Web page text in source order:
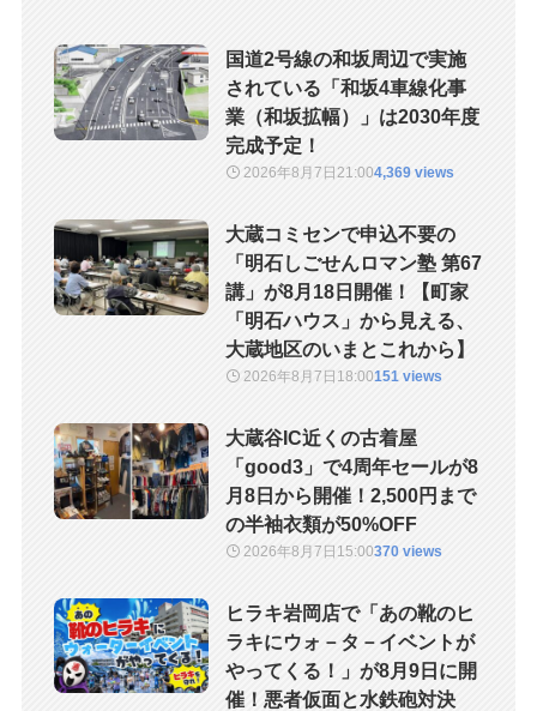
国道2号線の和坂周辺で実施
されている「和坂4車線化事
業（和坂拡幅）」は2030年度
完成予定！
2026年8月7日21:004,369 views
大蔵コミセンで申込不要の
「明石しごせんロマン塾 第67
講」が8月18日開催！【町家
「明石ハウス」から見える、
大蔵地区のいまとこれから】
2026年8月7日 18:00151 views
大蔵谷IC近くの古着屋
「good3」で4周年セールが8
月8日から開催！2,500円まで
の半袖衣類が50%OFF
2026年8月7日 15:00370 views
ヒラキ岩岡店で「あの靴のヒ
ラキにウォ－タ－イベントが
やってくる！」が8月9日に開
催！悪者仮面と水鉄砲対決